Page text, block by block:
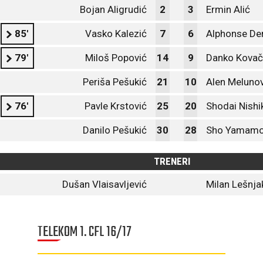
Bojan Aligrudić 2 3 Ermin Alić
85' Vasko Kalezić 7 6 Alphonse
79' Miloš Popović 14 9 Danko
Periša Pešukić 21 10 Alen
76' Pavle Krstović 25 20 Shodai
Danilo Pešukić 30 28 Sho
TRENERI
Dušan Vlaisavljević
Milan
TELEKOM 1. CFL 16/17